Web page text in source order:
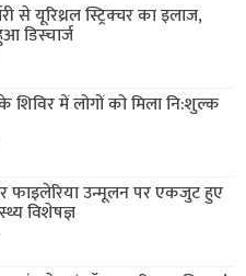
से यूरिथ्रल स्ट्रिक्चर का इलाज,
डिस्चार्ज
शिविर में लोगों को मिला नि:शुल्क
फाइलेरिया उन्मूलन पर एकजुट हुए
विशेषज्ञ